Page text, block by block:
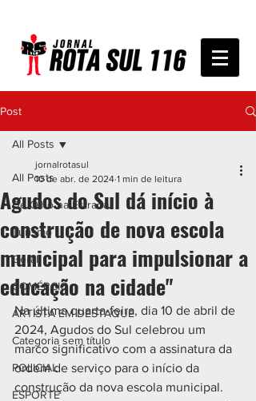
Post
All Posts
De Olho na Estrada
Turismo
Geral
COMÉRCIO
ARTISTA EM DESTAQUE
Categoria sem título
POLICIAL
ESPORTE
All Posts
Agudos do Sul dá início à
construção de nova escola
municipal para impulsionar a
educação na cidade"
jornalrotasul
10 de abr. de 2024 1 min de leitura
Na última quarta-feira, dia 10 de abril de
2024, Agudos do Sul celebrou um
marco significativo com a assinatura da
ordem de serviço para o início da
construção da nova escola municipal.